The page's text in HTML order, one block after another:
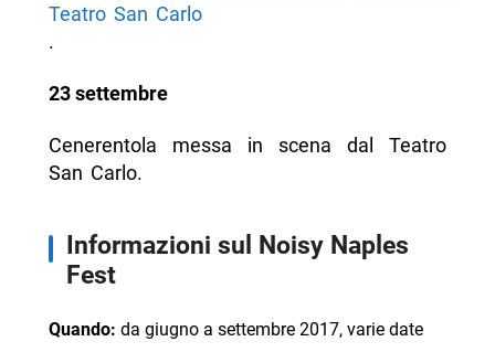
Teatro San Carlo
.
23 settembre
Cenerentola messa in scena dal Teatro
San Carlo.
Informazioni sul Noisy Naples
Fest
Quando: da giugno a settembre 2017, varie date